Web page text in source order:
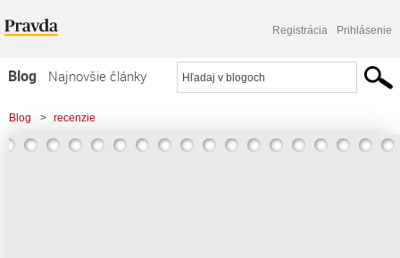
Registrácia Prihlásenie
Blog
Najnovšie články
Najčítanejšie články
Najkomentovanejšie články
Blog > recenzie